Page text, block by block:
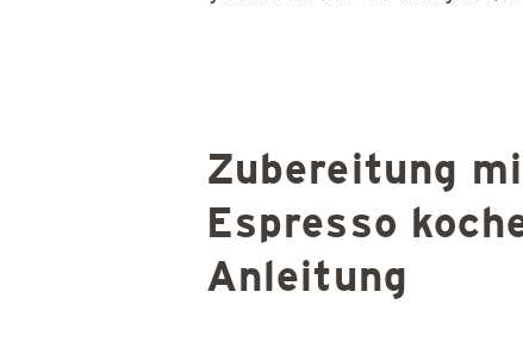
Zubereitung
Espresso
Anleitung